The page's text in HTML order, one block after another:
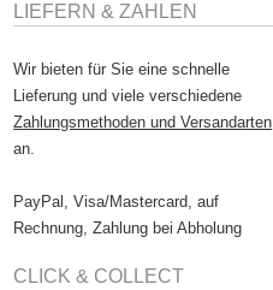
LIEFERN & ZAHLEN
Wir bieten für Sie eine schnelle
Lieferung und viele verschiedene
Zahlungsmethoden und Versandarten
an.
PayPal, Visa/Mastercard, auf
Rechnung, Zahlung bei Abholung
CLICK & COLLECT